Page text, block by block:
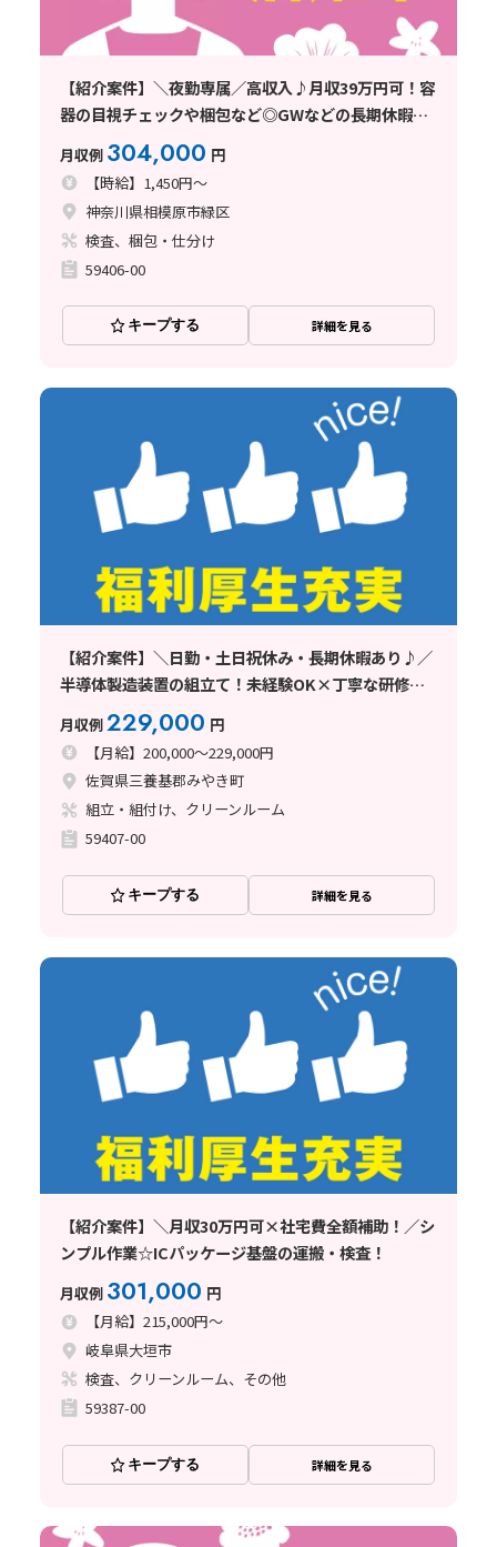
【紹介案件】＼夜勤専属／高収入♪月収39万円可！容
器の目視チェックや梱包など◎GWなどの長期休暇あ
月収例 304,000 円
【時給】1,450円～
神奈川県相模原市緑区
検査、梱包・仕分け
59406-00
キープする 詳細を見る
【紹介案件】＼日勤・土日祝休み・長期休暇あり♪／
半導体製造装置の組立て！未経験OK×丁寧な研修あ
月収例229,000 円
【月給】200,000～229,000円
佐賀県三養基郡みやき町
組立・組付け、クリーンルーム
59407-00
キープする 詳細を見る
【紹介案件】＼月収30万円可×社宅費全額補助！／シ
ンプル作業☆ICパッケージ基盤の運搬・検査！
月収例 301,000 円
【月給】215,000円～
岐阜県大垣市
検査、クリーンルーム、その他
59387-00
キープする 詳細を見る